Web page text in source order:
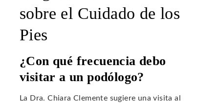
sobre el Cuidado de los
Pies
¿Con qué frecuencia debo
visitar a un podólogo?
La Dra. Chiara Clemente sugiere una visita al